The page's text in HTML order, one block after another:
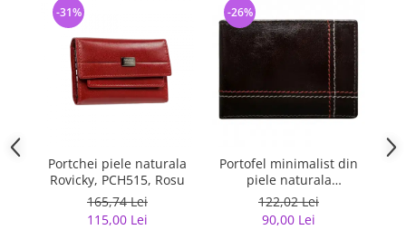
Portchei piele naturala
Rovicky, PCH515, Rosu
165,74 Lei
115,00 Lei
-31%
Portofel minimalist din
piele naturala
PORMG047
122,02 Lei
90,00 Lei
-26%